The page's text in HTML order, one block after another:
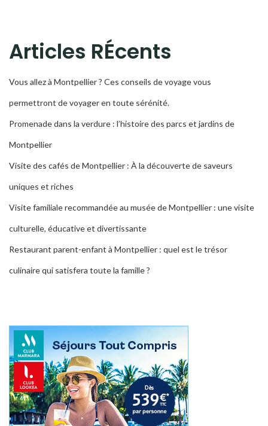
Articles RÉcents
Vous allez à Montpellier ? Ces conseils de voyage vous
permettront de voyager en toute sérénité.
Promenade dans la verdure : l’histoire des parcs et jardins de
Montpellier
Visite des cafés de Montpellier : À la découverte de saveurs
uniques et riches
Visite familiale recommandée au musée de Montpellier : une visite
culturelle, éducative et divertissante
Restaurant parent-enfant à Montpellier : quel est le trésor
culinaire qui satisfera toute la famille ?